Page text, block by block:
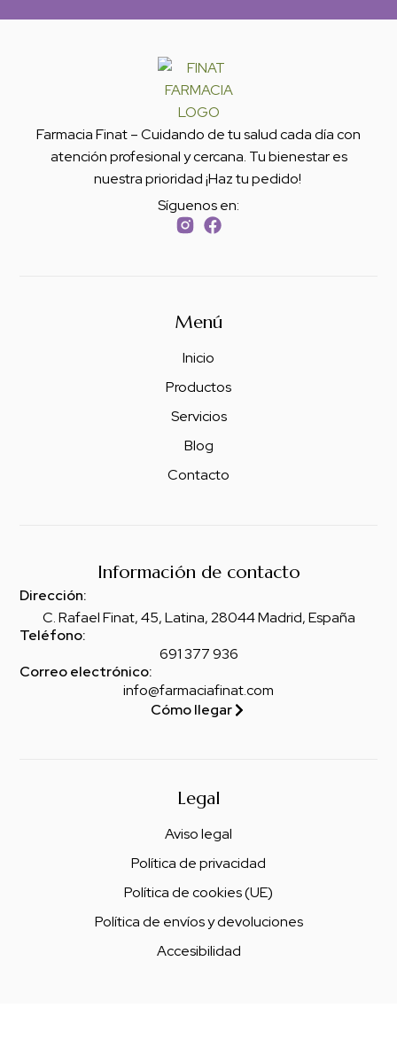
Farmacia Finat – Cuidando de tu salud cada día con
atención profesional y cercana. Tu bienestar es
nuestra prioridad ¡Haz tu pedido!
Síguenos en:
Menú
Inicio
Productos
Servicios
Blog
Contacto
Información de contacto
Dirección:
C. Rafael Finat, 45, Latina, 28044 Madrid, España
Teléfono:
691 377 936
Correo electrónico:
info@farmaciafinat.com
Cómo llegar
Legal
Aviso legal
Política de privacidad
Política de cookies (UE)
Política de envíos y devoluciones
Accesibilidad